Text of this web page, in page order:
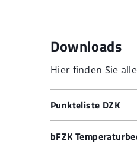
Downloads
Hier finden Sie
Punkteliste DZK
bFZK